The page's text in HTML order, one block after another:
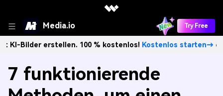
Media.io Try Free
100 % kostenlos!Kostenlos starten→
7 funktionierende